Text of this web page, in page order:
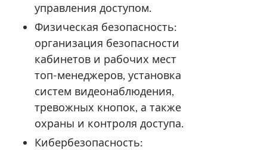
управления доступом.
Физическая безопасность:
организация безопасности
кабинетов и рабочих мест
топ-менеджеров, установка
систем видеонаблюдения,
тревожных кнопок, а также
охраны и контроля доступа.
Кибербезопасность: